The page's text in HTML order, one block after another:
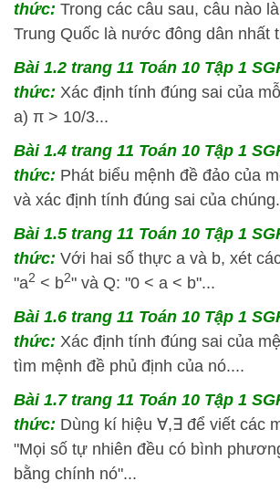
thức: Trong các câu sau, câu nào
Trung Quốc là nước đông dân nhất
Bài 1.2 trang 11 Toán 10 Tập 1
thức: Xác định tính đúng sai của
a) π > 10/3...
Bài 1.4 trang 11 Toán 10 Tập 1
thức: Phát biểu mệnh đề đảo của
và xác định tính đúng sai của
Bài 1.5 trang 11 Toán 10 Tập 1
thức: Với hai số thực a và b, xét
"a2 < b2" và Q: "0 < a < b"...
Bài 1.6 trang 11 Toán 10 Tập 1
thức: Xác định tính đúng sai của
tìm mệnh đề phủ định của nó....
Bài 1.7 trang 11 Toán 10 Tập 1
thức: Dùng kí hiệu ∀,∃ để viết các
"Mọi số tự nhiên đều có bình
bằng chính nó"...